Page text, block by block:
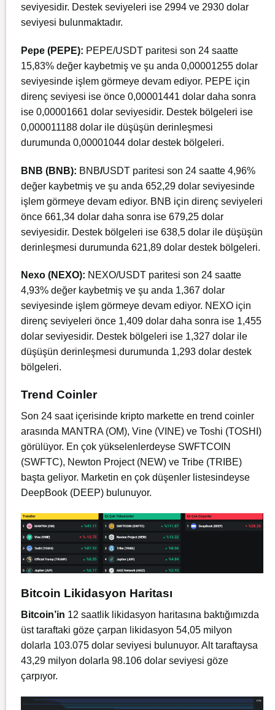
seviyesidir. Destek seviyeleri ise 2994 ve 2930 dolar
seviyesi bulunmaktadır.
Pepe (PEPE): PEPE/USDT paritesi son 24 saatte
15,83% değer kaybetmiş ve şu anda 0,00001255 dolar
seviyesinde işlem görmeye devam ediyor. PEPE için
direnç seviyesi ise önce 0,00001441 dolar daha sonra
ise 0,00001661 dolar seviyesidir. Destek bölgeleri ise
0,000011188 dolar ile düşüşün derinleşmesi
durumunda 0,00001044 dolar destek bölgeleri.
BNB (BNB): BNB/USDT paritesi son 24 saatte 4,96%
değer kaybetmiş ve şu anda 652,29 dolar seviyesinde
işlem görmeye devam ediyor. BNB için direnç seviyeleri
önce 661,34 dolar daha sonra ise 679,25 dolar
seviyesidir. Destek bölgeleri ise 638,5 dolar ile düşüşün
derinleşmesi durumunda 621,89 dolar destek bölgeleri.
Nexo (NEXO): NEXO/USDT paritesi son 24 saatte
4,93% değer kaybetmiş ve şu anda 1,367 dolar
seviyesinde işlem görmeye devam ediyor. NEXO için
direnç seviyeleri önce 1,409 dolar daha sonra ise 1,455
dolar seviyesidir. Destek bölgeleri ise 1,327 dolar ile
düşüşün derinleşmesi durumunda 1,293 dolar destek
bölgeleri.
Trend Coinler
Son 24 saat içerisinde kripto markette en trend coinler
arasında MANTRA (OM), Vine (VINE) ve Toshi (TOSHI)
görülüyor. En çok yükselenlerdeyse SWFTCOIN
(SWFTC), Newton Project (NEW) ve Tribe (TRIBE)
başta geliyor. Marketin en çok düşenler listesindeyse
DeepBook (DEEP) bulunuyor.
Bitcoin Likidasyon Haritası
Bitcoin’in 12 saatlik likidasyon haritasına baktığımızda
üst taraftaki göze çarpan likidasyon 54,05 milyon
dolarla 103.075 dolar seviyesi bulunuyor. Alt taraftaysa
43,29 milyon dolarla 98.106 dolar seviyesi göze
çarpıyor.